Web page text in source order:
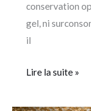
conservation
gel, ni
il
Lire la suite »